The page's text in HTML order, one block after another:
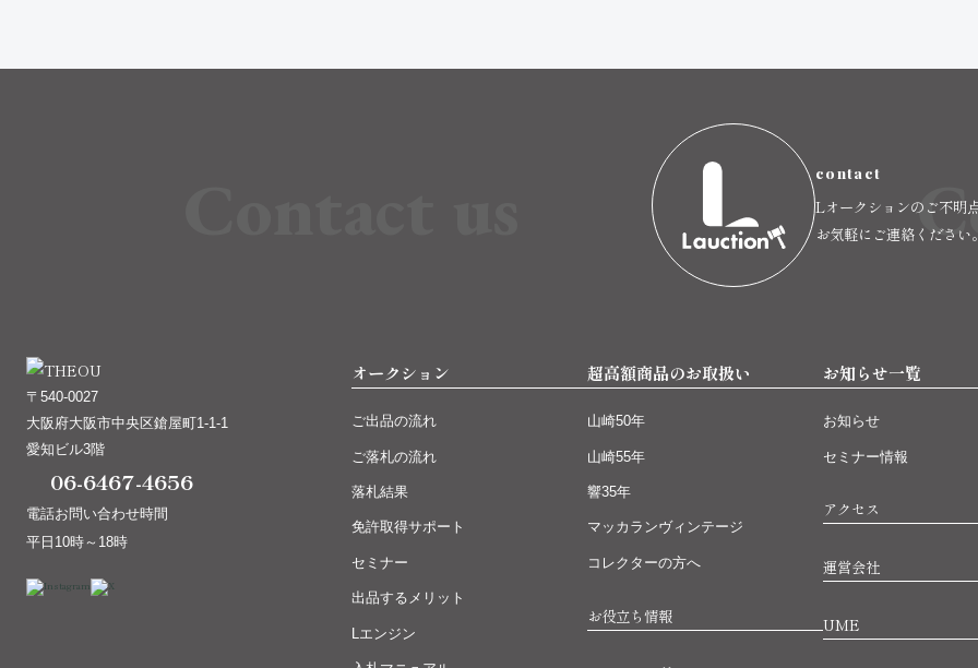
contact
Lオークションのご不明
お気軽にご連絡ください
〒540-0027
大阪府大阪市中央区鎗屋町1-1-1
愛知ビル3階
06-6467-4656
電話お問い合わせ時間
平日10時～18時
オークション
ご出品の流れ
ご落札の流れ
落札結果
免許取得サポート
セミナー
出品するメリット
Lエンジン
超高額商品のお取扱い
山崎50年
山崎55年
響35年
マッカランヴィンテージ
コレクターの方へ
お役立ち情報
お知らせ一覧
お知らせ
セミナー情報
アクセス
運営会社
UME